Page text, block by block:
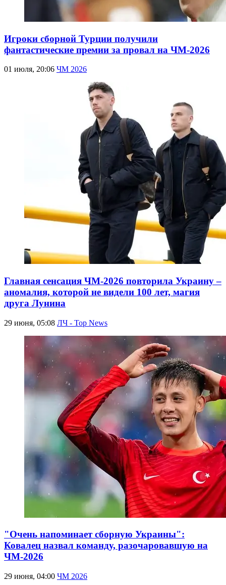
Игроки сборной Турции получили
фантастические премии за провал на ЧМ-2026
01 июля, 20:06 ЧМ 2026
Главная сенсация ЧМ-2026 повторила Украину –
аномалия, которой не видели 100 лет, магия
друга Лунина
29 июня, 05:08 ЛЧ - Top News
"Очень напоминает сборную Украины":
Ковалец назвал команду, разочаровавшую на
ЧМ-2026
29 июня, 04:00 ЧМ 2026